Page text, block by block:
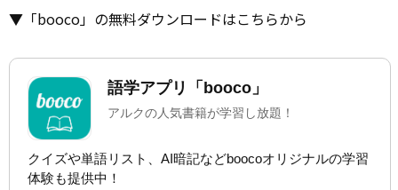
▼「booco」の無料ダウンロードはこちらから